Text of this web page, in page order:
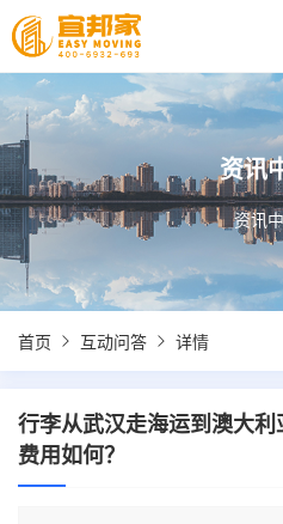
资讯
资讯
首页 互动问答 详情
行李从武汉走海运到澳大利
费用如何？